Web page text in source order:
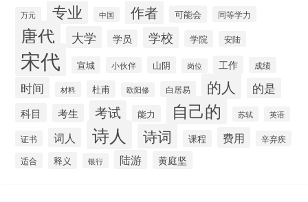
万元 专业 中国 作者 可能会 同等学力
唐代 大学 学员 学校 学院 安陆
宋代 宣城 小伙伴 山阴 岗位 工作 成绩
时间 材料 杜甫 欧阳修 白居易 的人 的是
科目 考生 考试 能力 自己的 苏轼 英语
证书 词人 诗人 诗词 课程 费用
辛弃疾
适合
释义 银行 陆游 黄庭坚